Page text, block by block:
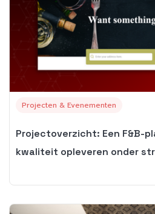
Projecten & Evenementen
Projectoverzicht: Een F&B-
kwaliteit opleveren onder